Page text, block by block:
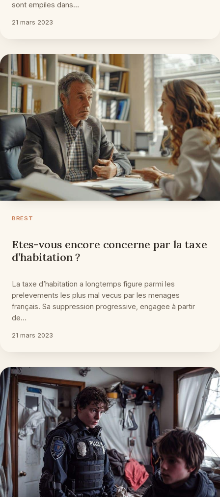
sont empiles dans…
21 mars 2023
BREST
Etes-vous encore concerne par la taxe
d’habitation ?
La taxe d’habitation a longtemps figure parmi les
prelevements les plus mal vecus par les menages
français. Sa suppression progressive, engagee à partir
de…
21 mars 2023